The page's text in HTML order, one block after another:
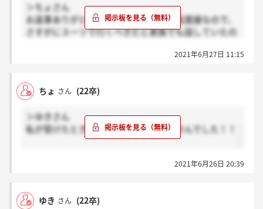
＞ちょさん
お返事ありがとうございます！人事部長面接なので、
さすがにスーツで行くべきだと家族でも話していたの
考えてみます！！すごく助かりました(^^)2021年6月27日 11:15
ちょ さん (22卒)
＞ゆきさん
私が受けたときは、私服の方しかいませんでした！！
2021年6月26日 20:39
ゆき さん (22卒)